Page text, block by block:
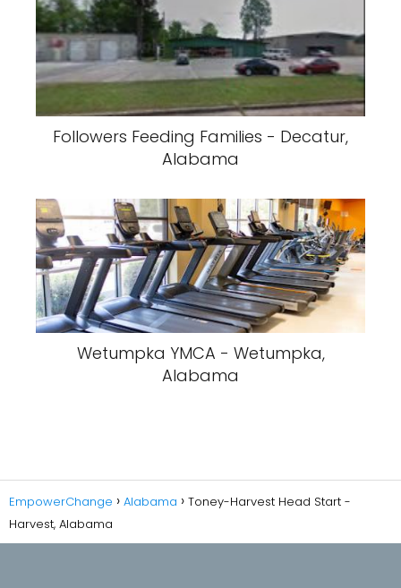
Followers Feeding Families - Decatur,
Alabama
Wetumpka YMCA - Wetumpka,
Alabama
EmpowerChange Alabama
Toney-Harvest Head Start -
Harvest, Alabama